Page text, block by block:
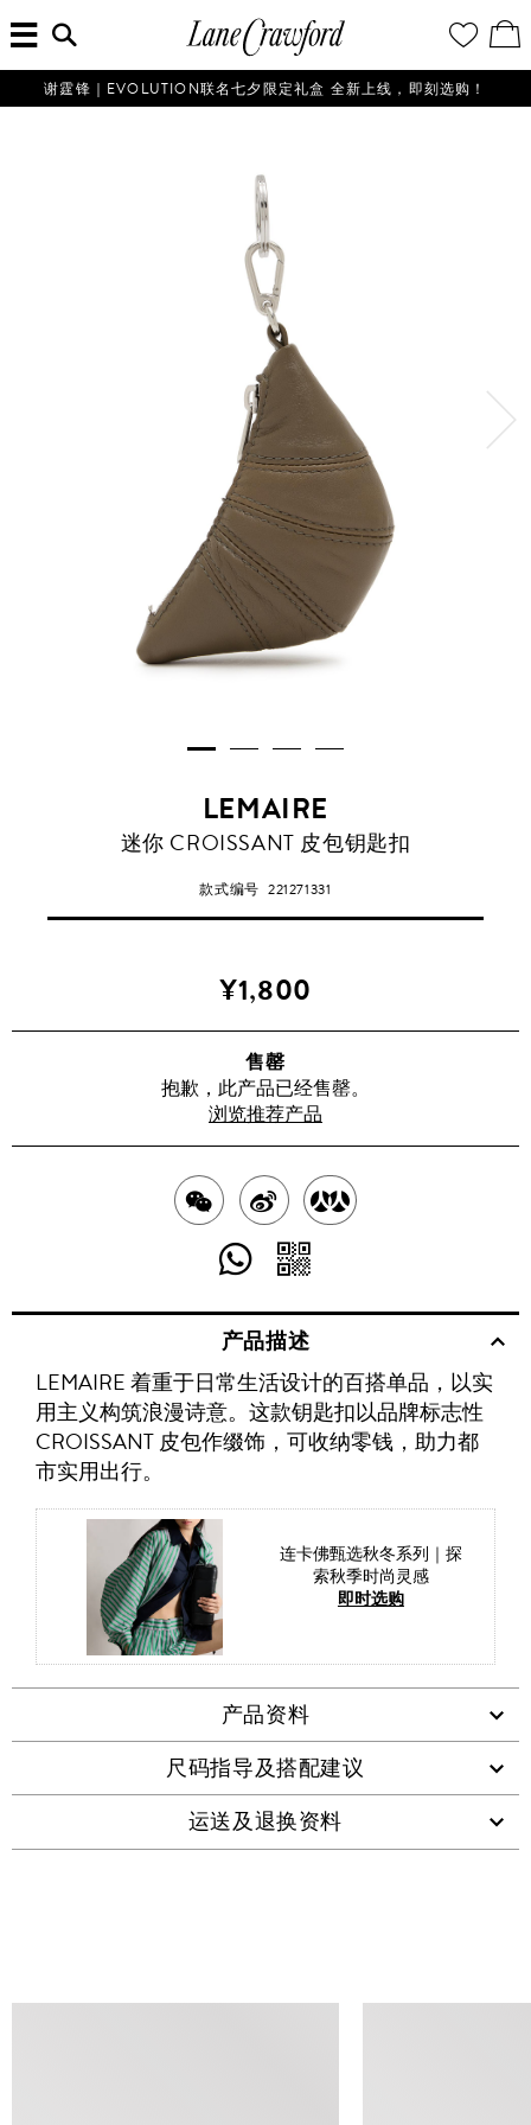
佛
探
的
愿
望
清
单
看
／
修
购
单
入
搜
索
信
息...
谢霆锋｜EVOLUTION联名七夕限定礼盒 全新上线，即刻选购！
LEMAIRE
迷你 CROISSANT 皮包钥匙扣
款式编号221271331
¥1,800
售罄
抱歉，此产品已经售罄。
浏览推荐产品
分
享
WECHAT
分
享
WEIBO
分
分
享
至
WHATSAPP
享
维
码
产品描述
LEMAIRE 着重于日常生活设计的百搭单品，以实
用主义构筑浪漫诗意。这款钥匙扣以品牌标志性
CROISSANT 皮包作缀饰，可收纳零钱，助力都
市实用出行。
连卡佛甄选秋冬系列｜探
索秋季时尚灵感
即时选购
产品资料
尺码指导及搭配建议
运送及退换资料